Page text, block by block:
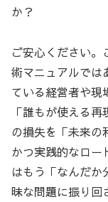
か？
ご安心ください。
術マニュアルでは
ている経営者や現
「誰もが使える
の損失を「未来の
かつ実践的なロー
はもう「なんだか
昧な問題に振り回